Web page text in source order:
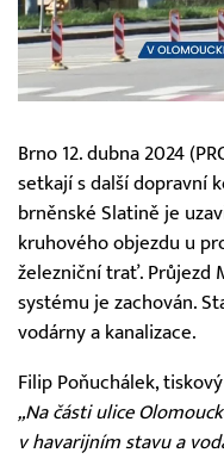
Brno 12. dubna 2024
setkají s další dopravní
brněnské Slatině je
kruhového objezdu u
železniční trať. Průjezd
systému je zachován.
vodárny a kanalizace.
Filip Poňuchálek,
„Na části ulice
v havarijním stavu a